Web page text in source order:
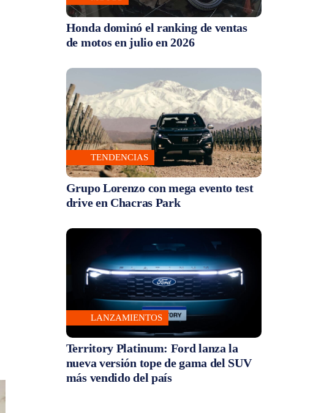
Honda dominó el ranking de ventas
de motos en julio en 2026
TENDENCIAS
Grupo Lorenzo con mega evento test
drive en Chacras Park
LANZAMIENTOS
Territory Platinum: Ford lanza la
nueva versión tope de gama del SUV
más vendido del país